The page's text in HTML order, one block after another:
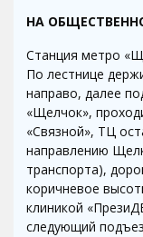
НА
Станция метро
По лестнице
направо, далее
«Щелчок»,
«Связной», ТЦ
направлению
транспорта),
коричневое
клиникой
следующий